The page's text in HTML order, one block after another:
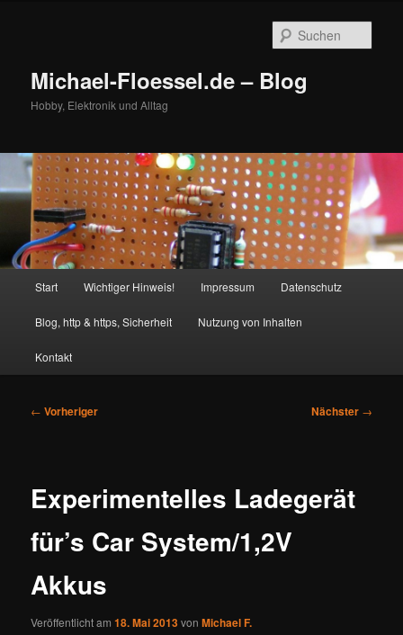
Michael-Floessel.de – Blog
Hobby, Elektronik und Alltag
Start Wichtiger Hinweis! Impressum Datenschutz
Blog, http & https, Sicherheit Nutzung von Inhalten
Kontakt
Beitragsnavigation
← Vorheriger Nächster →
Experimentelles Ladegerät
für’s Car System/1,2V
Akkus
Veröffentlicht am18. Mai 2013vonMichael F.